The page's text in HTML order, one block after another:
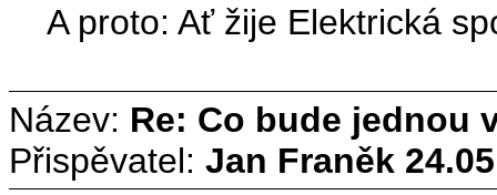
A proto: Ať žije Elektrická
Název: Re: Co bude jednou
Přispěvatel: Jan Franěk